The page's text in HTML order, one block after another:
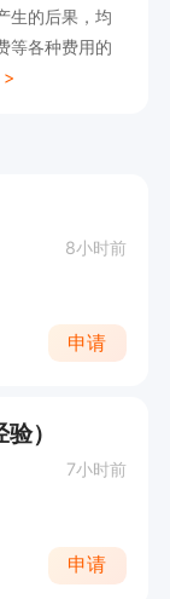
生的后果，均
等各种费用的
>
8小时前
申请
）
7小时前
申请